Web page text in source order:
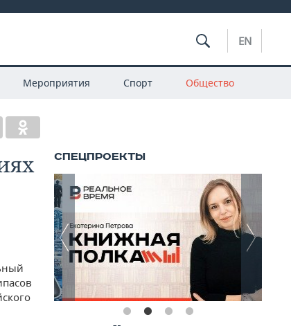
EN
Мероприятия Спорт Общество